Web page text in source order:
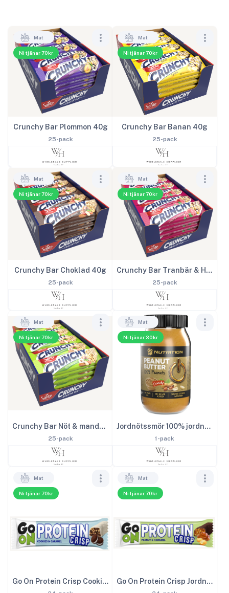
Ni tjänar 70kr
Mat
Crunchy Bar Plommon 40g
25-pack
Ni tjänar 70kr
Mat
Crunchy Bar Banan 40g
25-pack
Ni tjänar 70kr
Mat
Crunchy Bar Choklad 40g
25-pack
Ni tjänar 70kr
Mat
Crunchy Bar Tranbär & Hallon 40g
25-pack
Ni tjänar 70kr
Mat
Crunchy Bar Nöt & mandel 40g
25-pack
Ni tjänar 30kr
Mat
Jordnötssmör 100% jordnöt 900g
1-pack
Ni tjänar 70kr
Mat
Go On Protein Crisp Cookies 50g
Ni tjänar 70kr
Mat
Go On Protein Crisp Jordnöt 50g